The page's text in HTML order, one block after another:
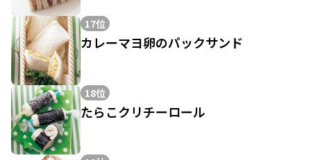
17位
カレーマヨ卵のパックサンド
18位
たらこクリチーロール